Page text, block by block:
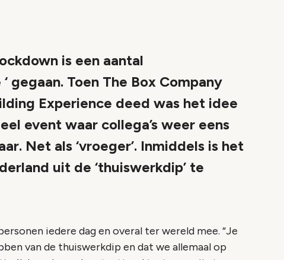
is een aantal
gegaan. Toen The Box Company
Experience deed was het idee
event waar collega’s weer eens
Net als ‘vroeger’. Inmiddels is het
uit de ‘thuiswerkdip’ te
iedere dag en overal ter wereld mee. “Je
van de thuiswerkdip en dat we allemaal op